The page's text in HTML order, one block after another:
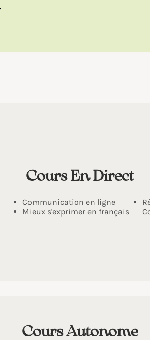
Cours En Direct
Communication en ligne
Mieux s'exprimer en français
Cours Autonome